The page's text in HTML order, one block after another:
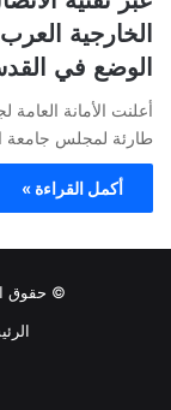
الخارجية
الوضع في
أعلنت الأمانة العامة
طارئة لمجلس جامعة
أكمل القراءة »
© حقوق النشر 2026، جميع